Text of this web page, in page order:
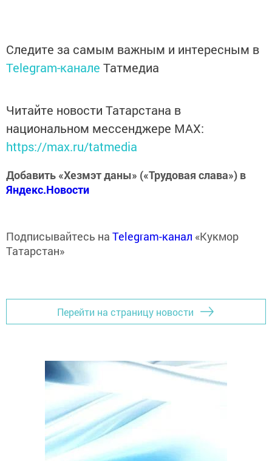
Следите за самым важным и интересным в
Telegram-канале Татмедиа
Читайте новости Татарстана в
национальном мессенджере MАХ:
https://max.ru/tatmedia
Добавить «Хезмэт даны» («Трудовая слава») в
Яндекс.Новости
Подписывайтесь на Telegram-канал «Кукмор
Татарстан»
Перейти на страницу новости